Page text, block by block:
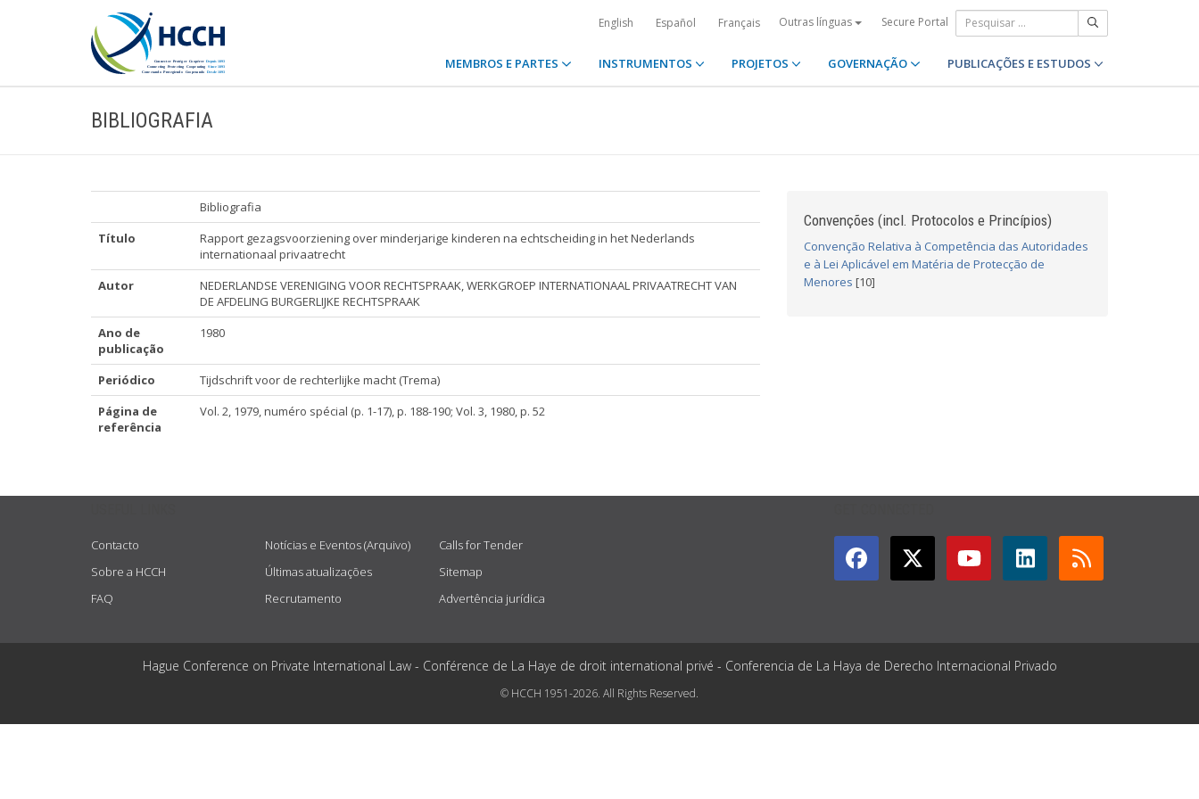
English Español Français Outras línguas Secure Portal
MEMBROS E PARTES INSTRUMENTOS PROJETOS GOVERNAÇÃO PUBLICAÇÕES E ESTUDOS
BIBLIOGRAFIA
Bibliografia
Título
Rapport gezagsvoorziening over minderjarige kinderen na echtscheiding in het Nederlands
internationaal privaatrecht
Autor
NEDERLANDSE VERENIGING VOOR RECHTSPRAAK, WERKGROEP INTERNATIONAAL PRIVAATRECHT VAN
DE AFDELING BURGERLIJKE RECHTSPRAAK
Ano de
publicação
1980
Periódico
Tijdschrift voor de rechterlijke macht (Trema)
Página de
referência
Vol. 2, 1979, numéro spécial (p. 1-17), p. 188-190; Vol. 3, 1980, p. 52
Convenções (incl. Protocolos e Princípios)
Convenção Relativa à Competência das Autoridades
e à Lei Aplicável em Matéria de Protecção de
Menores [10]
Contacto
Sobre a HCCH
FAQ
Notícias e Eventos (Arquivo)
Últimas atualizações
Recrutamento
Calls for Tender
Sitemap
Advertência jurídica
Hague Conference on Private International Law - Conférence de La Haye de droit international privé - Conferencia de La Haya de Derecho Internacional Privado
© HCCH 1951-2026. All Rights Reserved.